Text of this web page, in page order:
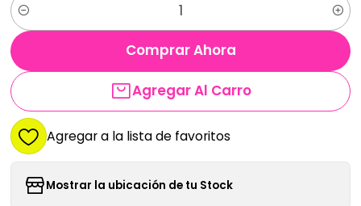
Cantidad
Agregar Al Carro
Comprar Ahora
Agregar a la lista de favoritos
Mostrar la ubicación de tu Stock